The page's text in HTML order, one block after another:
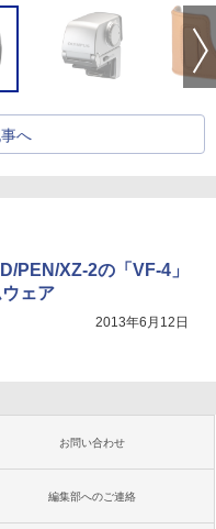
へ
PEN/XZ-2の「VF-4」
ェア
2013年6月12日
お問い合わせ
編集部へのご連絡